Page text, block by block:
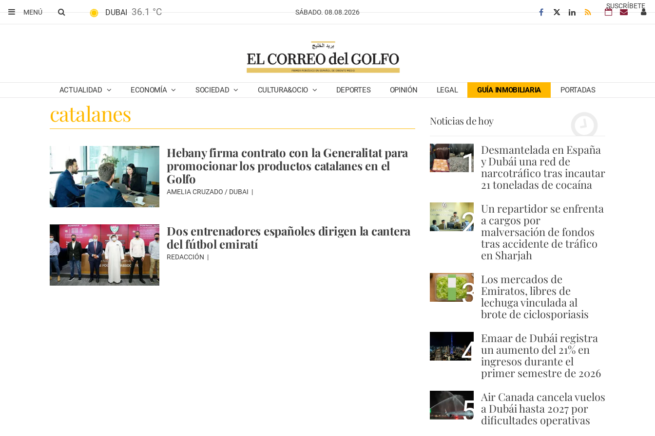
SUSCRÍBETE
MENÚ
DUBAI 36.1 °C SÁBADO. 08.08.2026
ACTUALIDAD ECONOMÍA SOCIEDAD CULTURA&OCIO DEPORTES OPINIÓN LEGAL GUÍA INMOBILIARIA PORTADAS
catalanes
Hebany firma contrato con la Generalitat para
promocionar los productos catalanes en el
Golfo
AMELIA CRUZADO / DUBAI
Dos entrenadores españoles dirigen la cantera
del fútbol emiratí
REDACCIÓN
Noticias de hoy
1 Desmantelada en España
y Dubái una red de
narcotráfico tras incautar
21 toneladas de cocaína
2 Un repartidor se enfrenta
a cargos por
malversación de fondos
tras accidente de tráfico
en Sharjah
3 Los mercados de
Emiratos, libres de
lechuga vinculada al
brote de ciclosporiasis
4 Emaar de Dubái registra
un aumento del 21% en
ingresos durante el
primer semestre de 2026
5 Air Canada cancela vuelos
a Dubái hasta 2027 por
dificultades operativas